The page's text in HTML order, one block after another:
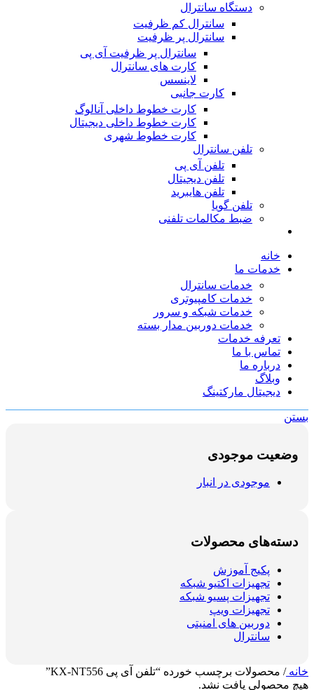
دستگاه سانترال
سانترال کم ظرفیت
سانترال پر ظرفیت
سانترال پر ظرفیت آی پی
کارت های سانترال
لاینسس
کارت جانبی
کارت خطوط داخلی آنالوگ
کارت خطوط داخلی دیجیتال
کارت خطوط شهری
تلفن سانترال
تلفن آی پی
تلفن دیجیتال
تلفن هایبرید
تلفن گویا
ضبط مکالمات تلفنی
خانه
خدمات ما
خدمات سانترال
خدمات کامپیوتری
خدمات شبکه و سرور
خدمات دوربین مدار بسته
تعرفه خدمات
تماس با ما
درباره ما
وبلاگ
دیجیتال مارکتینگ
بستن
وضعیت موجودی
موجودی در انبار
دسته‌های محصولات
پکیج آموزش
تجهیزات اکتیو شبکه
تجهیزات پسیو شبکه
تجهیزات ویپ
دوربین های امنیتی
سانترال
خانه/ محصولات برچسب خورده “تلفن آی پی KX-NT556”
هیچ محصولی یافت نشد.